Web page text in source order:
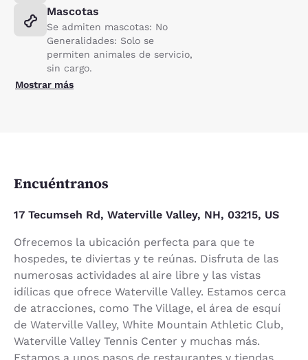
Mascotas
Se admiten mascotas: No
Generalidades: Solo se
permiten animales de servicio,
sin cargo.
Mostrar más
Encuéntranos
17 Tecumseh Rd, Waterville Valley, NH, 03215, US
Ofrecemos la ubicación perfecta para que te
hospedes, te diviertas y te reúnas. Disfruta de las
numerosas actividades al aire libre y las vistas
idílicas que ofrece Waterville Valley. Estamos cerca
de atracciones, como The Village, el área de esquí
de Waterville Valley, White Mountain Athletic Club,
Waterville Valley Tennis Center y muchas más.